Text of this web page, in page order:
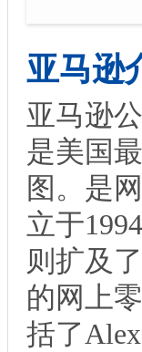
亚马逊
亚马逊
是美国
图。是
立于
则扩及
的网上
括了